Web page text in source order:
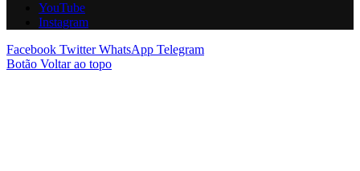
YouTube
Instagram
Facebook Twitter WhatsApp Telegram
Botão Voltar ao topo